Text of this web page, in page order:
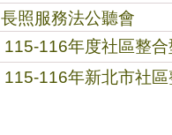
長照服務法公聽會
115-116年度社區整
115-116年新北市社